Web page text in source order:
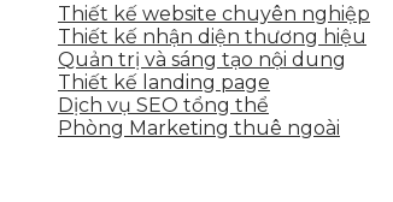
Thiết kế website chuyên nghiệp
Thiết kế nhận diện thương hiệu
Quản trị và sáng tạo nội dung
Thiết kế landing page
Dịch vụ SEO tổng thể
Phòng Marketing thuê ngoài